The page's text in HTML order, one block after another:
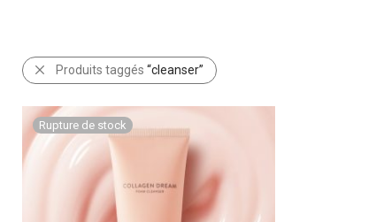
Produits taggés “cleanser”